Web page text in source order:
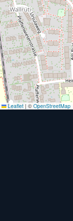
Leaflet | © OpenStreetMap